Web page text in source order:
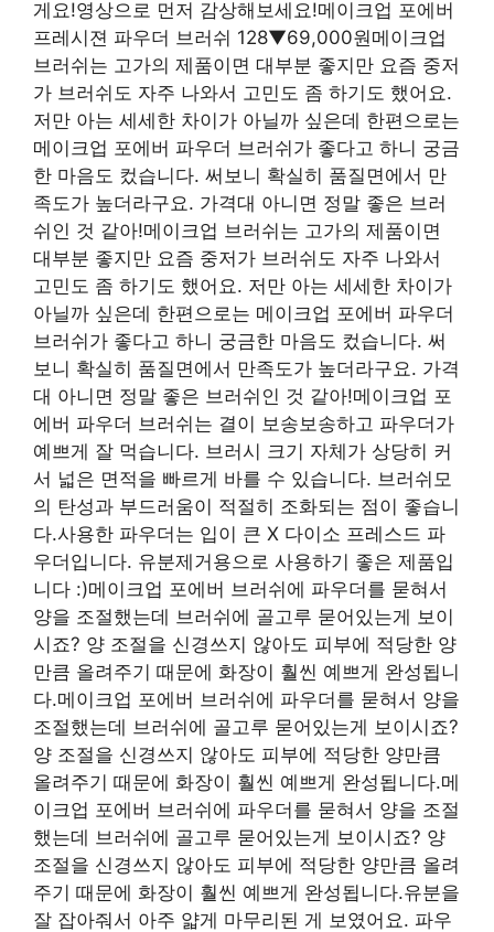
게요!영상으로 먼저 감상해보세요!메이크업 포에버
프레시젼 파우더 브러쉬 128▼69,000원메이크업
브러쉬는 고가의 제품이면 대부분 좋지만 요즘 중저
가 브러쉬도 자주 나와서 고민도 좀 하기도 했어요.
저만 아는 세세한 차이가 아닐까 싶은데 한편으로는
메이크업 포에버 파우더 브러쉬가 좋다고 하니 궁금
한 마음도 컸습니다. 써보니 확실히 품질면에서 만
족도가 높더라구요. 가격대 아니면 정말 좋은 브러
쉬인 것 같아!메이크업 브러쉬는 고가의 제품이면
대부분 좋지만 요즘 중저가 브러쉬도 자주 나와서
고민도 좀 하기도 했어요. 저만 아는 세세한 차이가
아닐까 싶은데 한편으로는 메이크업 포에버 파우더
브러쉬가 좋다고 하니 궁금한 마음도 컸습니다. 써
보니 확실히 품질면에서 만족도가 높더라구요. 가격
대 아니면 정말 좋은 브러쉬인 것 같아!메이크업 포
에버 파우더 브러쉬는 결이 보송보송하고 파우더가
예쁘게 잘 먹습니다. 브러시 크기 자체가 상당히 커
서 넓은 면적을 빠르게 바를 수 있습니다. 브러쉬모
의 탄성과 부드러움이 적절히 조화되는 점이 좋습니
다.사용한 파우더는 입이 큰 X 다이소 프레스드 파
우더입니다. 유분제거용으로 사용하기 좋은 제품입
니다 :)메이크업 포에버 브러쉬에 파우더를 묻혀서
양을 조절했는데 브러쉬에 골고루 묻어있는게 보이
시죠? 양 조절을 신경쓰지 않아도 피부에 적당한 양
만큼 올려주기 때문에 화장이 훨씬 예쁘게 완성됩니
다.메이크업 포에버 브러쉬에 파우더를 묻혀서 양을
조절했는데 브러쉬에 골고루 묻어있는게 보이시죠?
양 조절을 신경쓰지 않아도 피부에 적당한 양만큼
올려주기 때문에 화장이 훨씬 예쁘게 완성됩니다.메
이크업 포에버 브러쉬에 파우더를 묻혀서 양을 조절
했는데 브러쉬에 골고루 묻어있는게 보이시죠? 양
조절을 신경쓰지 않아도 피부에 적당한 양만큼 올려
주기 때문에 화장이 훨씬 예쁘게 완성됩니다.유분을
잘 잡아줘서 아주 얇게 마무리된 게 보였어요. 파우